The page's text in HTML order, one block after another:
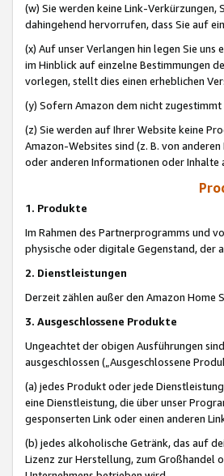
(w) Sie werden keine Link-
dahingehend hervorrufen, dass Sie auf
(x) Auf unser Verlangen hin legen Sie
im Hinblick auf einzelne Bestimmungen
vorlegen, stellt dies einen erheblichen
(y) Sofern Amazon dem nicht
(z) Sie werden auf Ihrer Website keine
Amazon-Websites sind (z. B. von
oder anderen Informationen oder Inhalte
1. Produkte
Im Rahmen des Partnerprogramms und
physische oder digitale Gegenstand,
2. Dienstleistungen
Derzeit zählen außer den Amazon Home
3. Ausgeschlossene Produkte
Ungeachtet der obigen Ausführungen
ausgeschlossen („Ausgeschlossene
(a) jedes Produkt oder jede
eine Dienstleistung, die über unser
gesponserten Link oder einen anderen
(b) jedes alkoholische Getränk, das auf
Lizenz zur Herstellung, zum Großhandel